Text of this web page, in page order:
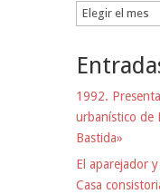
1992.
urbanístico de
Bastida»
El aparejador
Casa